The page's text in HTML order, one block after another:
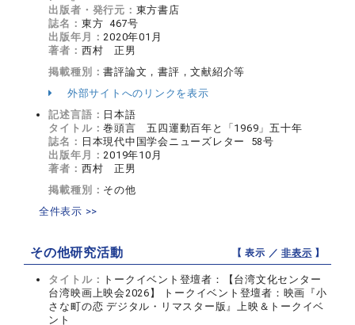
出版者・発行元： 東方書店
誌名： 東方 467号
出版年月：2020年01月
著者： 西村 正男
掲載種別：書評論文，書評，文献紹介等
外部サイトへのリンクを表示
記述言語： 日本語
タイトル：巻頭言 五四運動百年と「1969」五十年
誌名： 日本現代中国学会ニューズレター 58号
出版年月：2019年10月
著者： 西村 正男
掲載種別： その他
全件表示 >>
その他研究活動 【 表示 ／非表示 】
タイトル： トークイベント登壇者：【台湾文化センター
台湾映画上映会2026】 トークイベント登壇者：映画『小
さな町の恋 デジタル・リマスター版』上映＆トークイベ
ント